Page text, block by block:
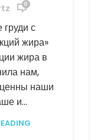
0
груди с
жира»
жира в
нам,
наши
и...